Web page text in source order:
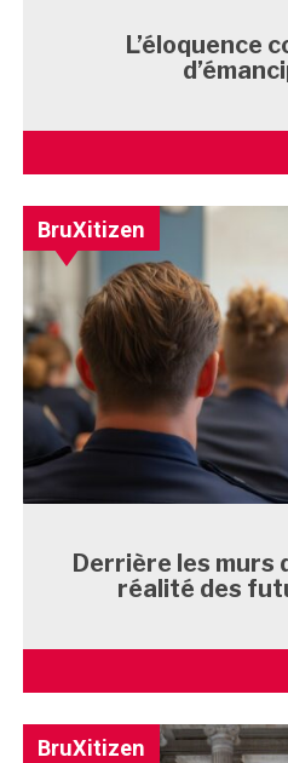
L’éloquence
BruXitizen
Derrière les murs
réalité des
BruXitizen